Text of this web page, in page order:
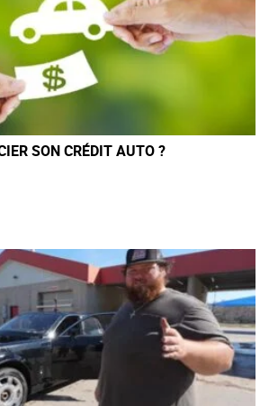
SON CRÉDIT AUTO ?